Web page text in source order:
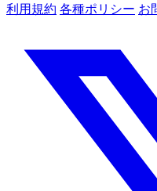
利用規約 各種ポリシー お